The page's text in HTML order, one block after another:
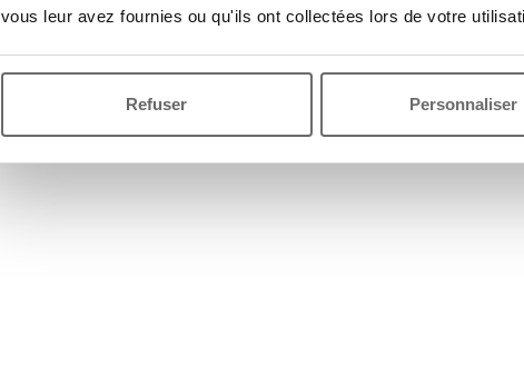
vous leur avez fournies ou qu'ils ont collectées lors de votre
Refuser Personnaliser